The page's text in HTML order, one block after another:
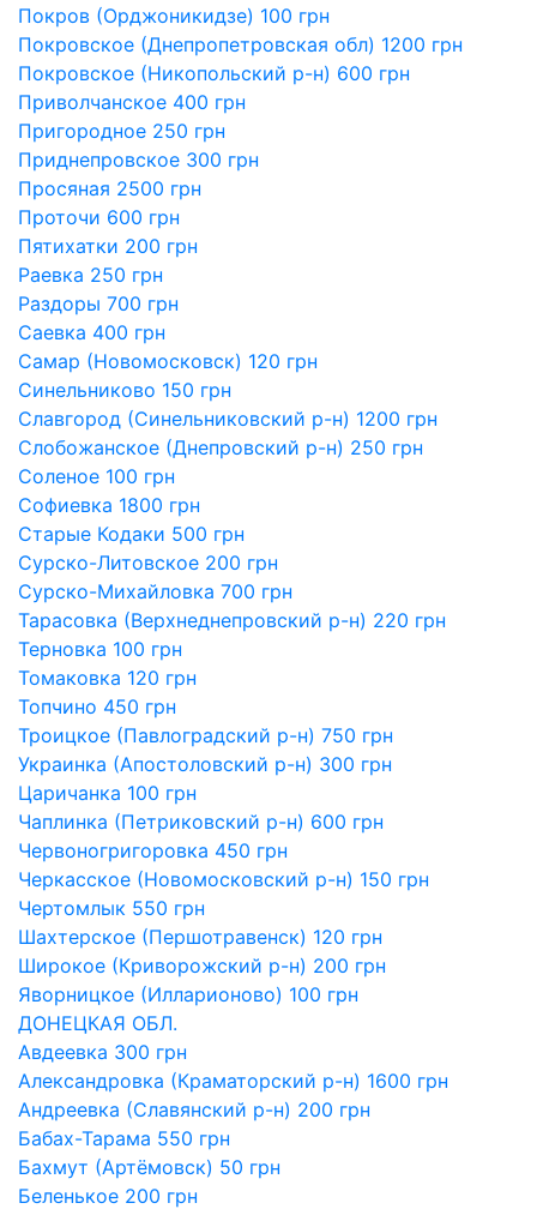
Покров (Орджоникидзе) 100 грн
Покровское (Днепропетровская обл) 1200 грн
Покровское (Никопольский р-н) 600 грн
Приволчанское 400 грн
Пригородное 250 грн
Приднепровское 300 грн
Просяная 2500 грн
Проточи 600 грн
Пятихатки 200 грн
Раевка 250 грн
Раздоры 700 грн
Саевка 400 грн
Самар (Новомосковск) 120 грн
Синельниково 150 грн
Славгород (Синельниковский р-н) 1200 грн
Слобожанское (Днепровский р-н) 250 грн
Соленое 100 грн
Софиевка 1800 грн
Старые Кодаки 500 грн
Сурско-Литовское 200 грн
Сурско-Михайловка 700 грн
Тарасовка (Верхнеднепровский р-н) 220 грн
Терновка 100 грн
Томаковка 120 грн
Топчино 450 грн
Троицкое (Павлоградский р-н) 750 грн
Украинка (Апостоловский р-н) 300 грн
Царичанка 100 грн
Чаплинка (Петриковский р-н) 600 грн
Червоногригоровка 450 грн
Черкасское (Новомосковский р-н) 150 грн
Чертомлык 550 грн
Шахтерское (Першотравенск) 120 грн
Широкое (Криворожский р-н) 200 грн
Яворницкое (Илларионово) 100 грн
ДОНЕЦКАЯ ОБЛ.
Авдеевка 300 грн
Александровка (Краматорский р-н) 1600 грн
Андреевка (Славянский р-н) 200 грн
Бабах-Тарама 550 грн
Бахмут (Артёмовск) 50 грн
Беленькое 200 грн